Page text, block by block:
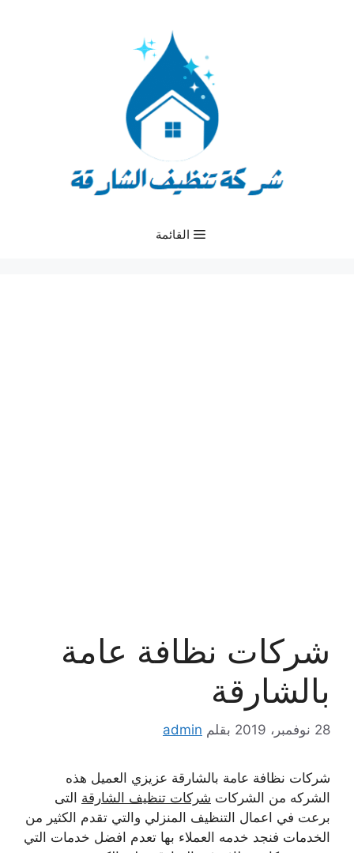
القائمة
شركات نظافة عامة
بالشارقة
28 نوفمبر، 2019 بقلم admin
شركات نظافة عامة بالشارقة عزيزي العميل هذه
الشركه من الشركات شركات تنظيف الشارقة التى
برعت في اعمال التنظيف المنزلي والتي تقدم الكثير من
الخدمات فنجد خدمه العملاء بها تعدم افضل خدمات التي